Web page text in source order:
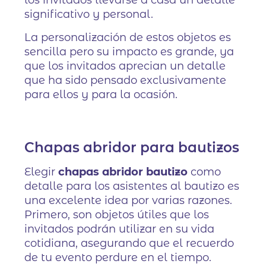
significativo y personal.
La personalización de estos objetos es
sencilla pero su impacto es grande, ya
que los invitados aprecian un detalle
que ha sido pensado exclusivamente
para ellos y para la ocasión.
Chapas abridor para bautizos
Elegirchapas abridor bautizo como
detalle para los asistentes al bautizo es
una excelente idea por varias razones.
Primero, son objetos útiles que los
invitados podrán utilizar en su vida
cotidiana, asegurando que el recuerdo
de tu evento perdure en el tiempo.